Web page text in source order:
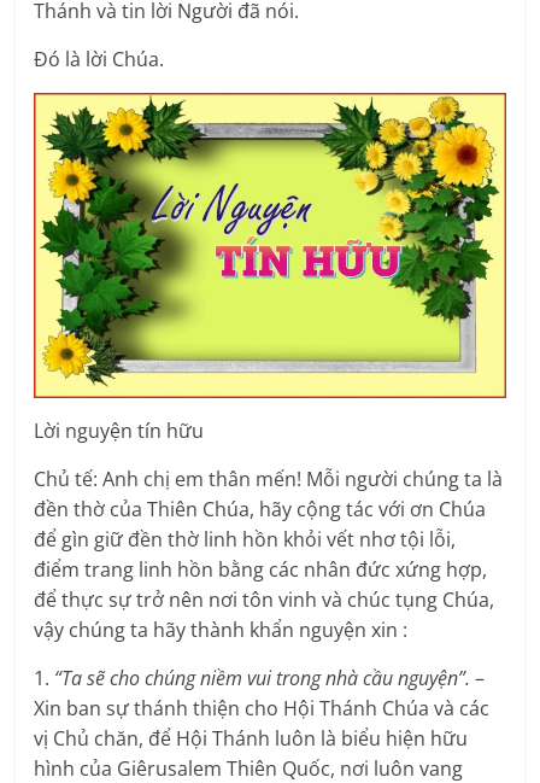
Thánh và tin lời Người đã nói.
Ðó là lời Chúa.
Lời nguyện tín hữu
Chủ tế: Anh chị em thân mến! Mỗi người chúng ta là
đền thờ của Thiên Chúa, hãy cộng tác với ơn Chúa
để gìn giữ đền thờ linh hồn khỏi vết nhơ tội lỗi,
điểm trang linh hồn bằng các nhân đức xứng hợp,
để thực sự trở nên nơi tôn vinh và chúc tụng Chúa,
vậy chúng ta hãy thành khẩn nguyện xin :
1. “Ta sẽ cho chúng niềm vui trong nhà cầu nguyện”.–
Xin ban sự thánh thiện cho Hội Thánh Chúa và các
vị Chủ chăn, để Hội Thánh luôn là biểu hiện hữu
hình của Giêrusalem Thiên Quốc, nơi luôn vang